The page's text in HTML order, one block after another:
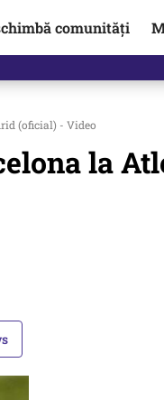
comunități
(oficial) - Video
la